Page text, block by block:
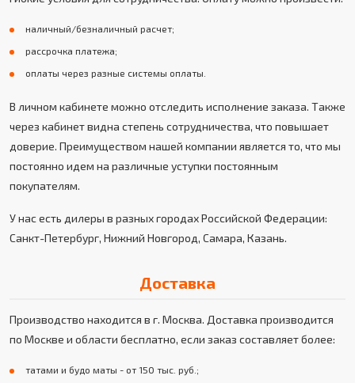
наличный/безналичный расчет;
рассрочка платежа;
оплаты через разные системы оплаты.
В личном кабинете можно отследить исполнение заказа. Также
через кабинет видна степень сотрудничества, что повышает
доверие. Преимуществом нашей компании является то, что мы
постоянно идем на различные уступки постоянным
покупателям.
У нас есть дилеры в разных городах Российской Федерации:
Санкт-Петербург, Нижний Новгород, Самара, Казань.
Доставка
Производство находится в г. Москва. Доставка производится
по Москве и области бесплатно, если заказ составляет более:
татами и будо маты - от 150 тыс. руб.;